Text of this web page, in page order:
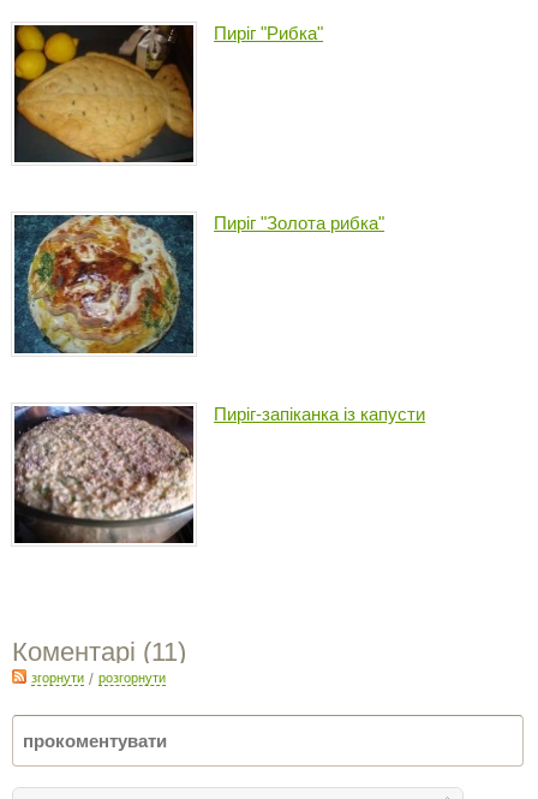
Пиріг "Рибка"
Пиріг "Золота рибка"
Пиріг-запіканка із капусти
Коментарі (11)
згорнути / розгорнути